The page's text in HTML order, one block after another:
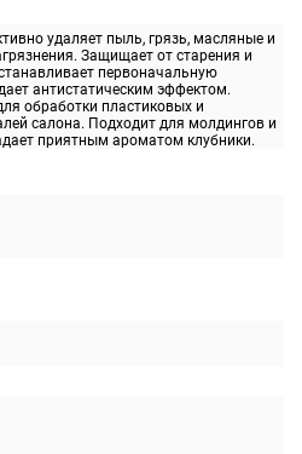
удаляет пыль, грязь, масляные и
Защищает от старения и
первоначальную
антистатическим эффектом.
обработки пластиковых и
салона. Подходит для молдингов и
приятным ароматом клубники.